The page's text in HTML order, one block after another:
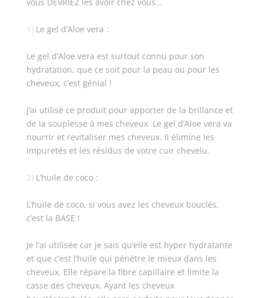
1)Le gel d’Aloe vera :
Le gel d’Aloe vera est surtout connu pour son
hydratation, que ce soit pour la peau ou pour les
cheveux, c’est génial !
J’ai utilisé ce produit pour apporter de la brillance et
de la souplesse à mes cheveux. Le gel d’Aloe vera va
nourrir et revitaliser mes cheveux. Il élimine les
impuretés et les résidus de votre cuir chevelu.
2)L’huile de coco :
L’huile de coco, si vous avez les cheveux bouclés,
c’est la BASE !
Je l’ai utilisée car je sais qu’elle est hyper hydratante
et que c’est l’huile qui pénètre le mieux dans les
cheveux. Elle répare la fibre capillaire et limite la
casse des cheveux. Ayant les cheveux